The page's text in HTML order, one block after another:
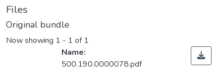
Files
Original bundle
Now showing 1 - 1 of 1
Name:
500.190.0000078.pdf